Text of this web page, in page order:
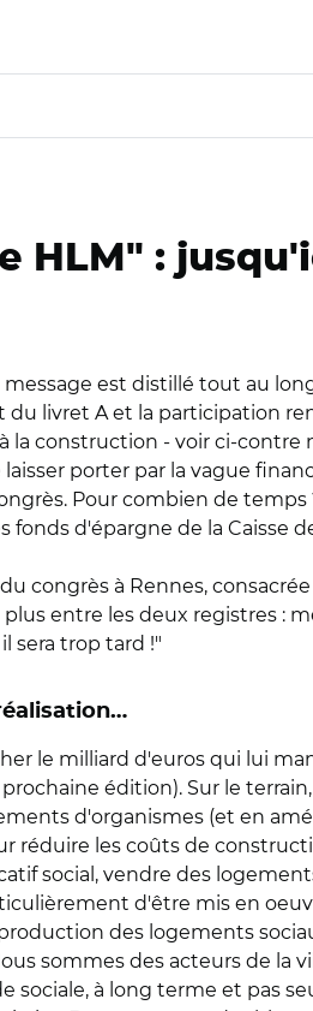
HLM" :
est distillé tout au
livret A et la participation
la construction - voir ci-
porter par la vague
Pour combien de
d'épargne de la Caisse
congrès à Rennes,
entre les deux registres :
sera trop tard !"
le milliard d'euros qui lui
édition). Sur le
d'organismes (et en
les coûts de
social, vendre des
d'être mis en
des logements
sommes des acteurs de la
sociale, à long terme et pas